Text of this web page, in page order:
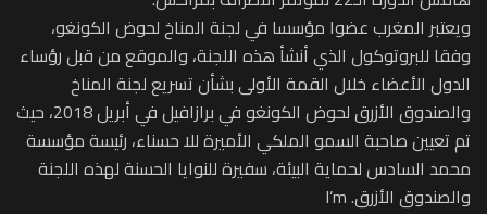
ويعتبر المغرب عضوا مؤسسا في لجنة المناخ لحوض الكونغو،
وفقا للبروتوكول الذي أنشأ هذه اللجنة، والموقع من قبل رؤساء
الدول الأعضاء خلال القمة الأولى بشأن تسريع لجنة المناخ
والصندوق الأزرق لحوض الكونغو في برازافيل في أبريل 2018، حيث
تم تعيين صاحبة السمو الملكي الأميرة للا حسناء، رئيسة مؤسسة
محمد السادس لحماية البيئة، سفيرة للنوايا الحسنة لهذه اللجنة
والصندوق الأزرق. I’m